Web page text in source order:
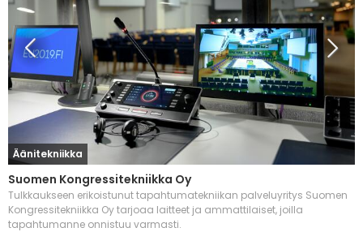
Äänitekniikka
Suomen Kongressitekniikka Oy
Tulkkaukseen erikoistunut tapahtumatekniikan palveluyritys Suomen
Kongressitekniikka Oy tarjoaa laitteet ja ammattilaiset, joilla
tapahtumanne onnistuu varmasti.